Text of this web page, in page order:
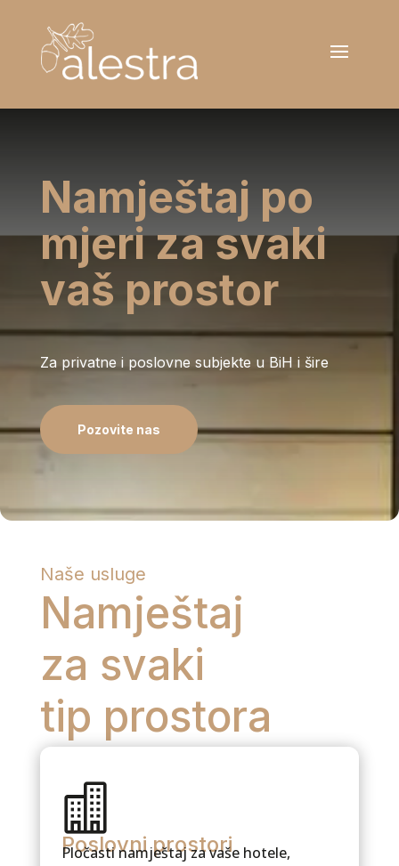
Namještaj po
mjeri za svaki
vaš prostor
Za privatne i poslovne subjekte u BiH i šire
Pozovite nas
Naše usluge
Namještaj
za svaki
tip prostora

Poslovni prostori
Pločasti namještaj za vaše hotele,